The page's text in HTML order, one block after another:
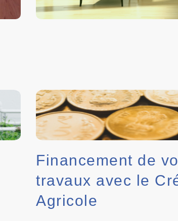
Financement de
travaux avec le
Agricole